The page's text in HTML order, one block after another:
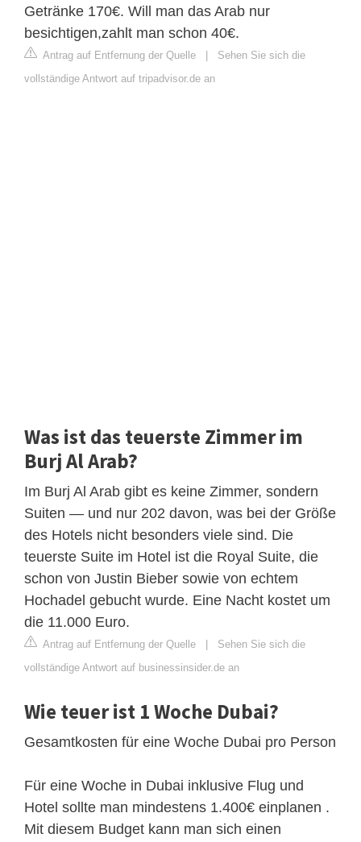
Getränke 170€. Will man das Arab nur
besichtigen,zahlt man schon 40€.
Antrag auf Entfernung der Quelle
Sehen Sie sich die
vollständige Antwort auf tripadvisor.de an
Was ist das teuerste Zimmer im
Burj Al Arab?
Im Burj Al Arab gibt es keine Zimmer, sondern
Suiten — und nur 202 davon, was bei der Größe
des Hotels nicht besonders viele sind. Die
teuerste Suite im Hotel ist die Royal Suite, die
schon von Justin Bieber sowie von echtem
Hochadel gebucht wurde. Eine Nacht kostet um
die 11.000 Euro.
Antrag auf Entfernung der Quelle
Sehen Sie sich die
vollständige Antwort auf businessinsider.de an
Wie teuer ist 1 Woche Dubai?
Gesamtkosten für eine Woche Dubai pro Person
Für eine Woche in Dubai inklusive Flug und
Hotel sollte man mindestens 1.400€ einplanen .
Mit diesem Budget kann man sich einen